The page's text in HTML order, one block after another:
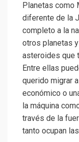
Planetas como
diferente de la
completo a la
otros planetas
asteroides que
Entre ellas
querido migrar
económico o
la máquina
través de la
tanto ocupan